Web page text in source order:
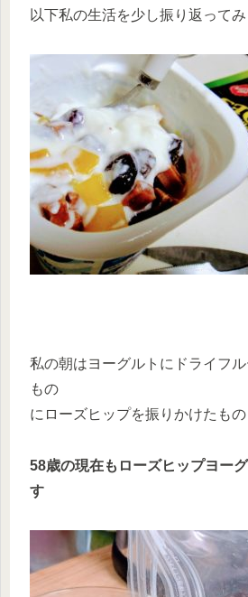
以下私の生活を少し振り返って
私の朝はヨーグルトにドライフ
もの
にローズヒップを振りかけたもの
58歳の現在もローズヒップヨー
す